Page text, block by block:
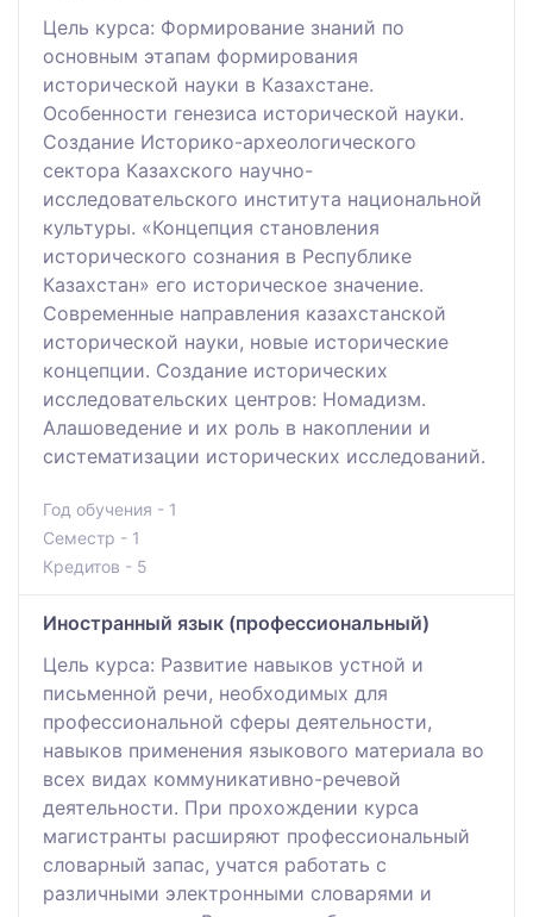
Цель курса: Формирование знаний по
основным этапам формирования
исторической науки в Казахстане.
Особенности генезиса исторической науки.
Создание Историко-археологического
сектора Казахского научно-
исследовательского института национальной
культуры. «Концепция становления
исторического сознания в Республике
Казахстан» его историческое значение.
Современные направления казахстанской
исторической науки, новые исторические
концепции. Создание исторических
исследовательских центров: Номадизм.
Алашоведение и их роль в накоплении и
систематизации исторических исследований.
Год обучения - 1
Семестр - 1
Кредитов - 5
Иностранный язык (профессиональный)
Цель курса: Развитие навыков устной и
письменной речи, необходимых для
профессиональной сферы деятельности,
навыков применения языкового материала во
всех видах коммуникативно-речевой
деятельности. При прохождении курса
магистранты расширяют профессиональный
словарный запас, учатся работать с
различными электронными словарями и